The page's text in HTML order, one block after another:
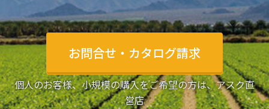
お問合せ・カタログ請求
個人のお客様、小規模の購入をご希望の方は、アスク直
営店